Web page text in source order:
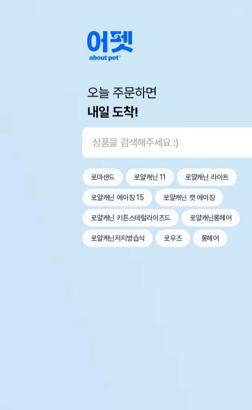
오늘 주문하면
내일 도착!
로마샌드 로얄캐닌 11 로얄캐닌 라이트
로얄캐닌 에이징 15 로얄캐닌 캣 에이징
로얄캐닌 키튼스테럴라이즈드 로얄캐닌롱헤어
로얄케닌저지방습식 로우즈 롱헤어